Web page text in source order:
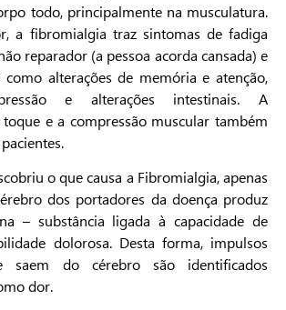
todo, principalmente na musculatura.
a fibromialgia traz sintomas de fadiga
reparador (a pessoa acorda cansada) e
alterações de memória e atenção,
e alterações intestinais. A
e a compressão muscular também
o que causa a Fibromialgia, apenas
dos portadores da doença produz
– substância ligada à capacidade de
dolorosa. Desta forma, impulsos
saem do cérebro são identificados
dor.